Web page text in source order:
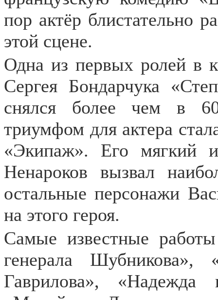
пор актёр блистательно
этой сцене.
Одна из первых ролей
Сергея Бондарчука
снялся более чем в
триумфом для актера
«Экипаж». Его мягкий
Ненароков вызвал
остальные персонажи
на этого героя.
Самые известные
генерала Шубникова»,
Гаврилова»,